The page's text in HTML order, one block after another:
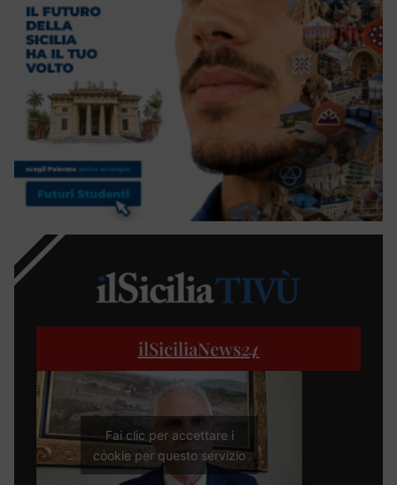
ilSiciliaNews24
Fai clic per accettare i
cookie per questo servizio